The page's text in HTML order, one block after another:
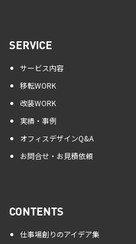
SERVICE
サービス内容
移転WORK
改装WORK
実績・事例
オフィスデザインQ&A
お問合せ・お見積依頼
CONTENTS
仕事場創りのアイデア集